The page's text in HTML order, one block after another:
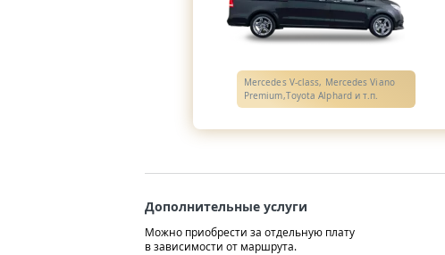
Mercedes V-class, Mercedes Viano
Premium,Toyota Alphard и т.п.
Дополнительные услуги
Можно приобрести за отдельную плату
в зависимости от маршрута.